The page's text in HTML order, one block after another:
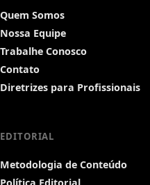
Quem Somos
Nossa Equipe
Trabalhe Conosco
Contato
Diretrizes para Profissionais
EDITORIAL
Metodologia de Conteúdo